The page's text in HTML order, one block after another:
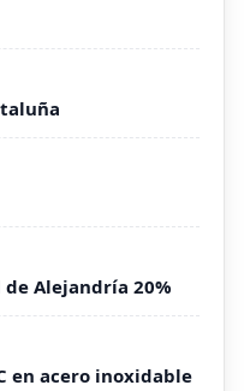
de Alejandría 20%
en acero inoxidable